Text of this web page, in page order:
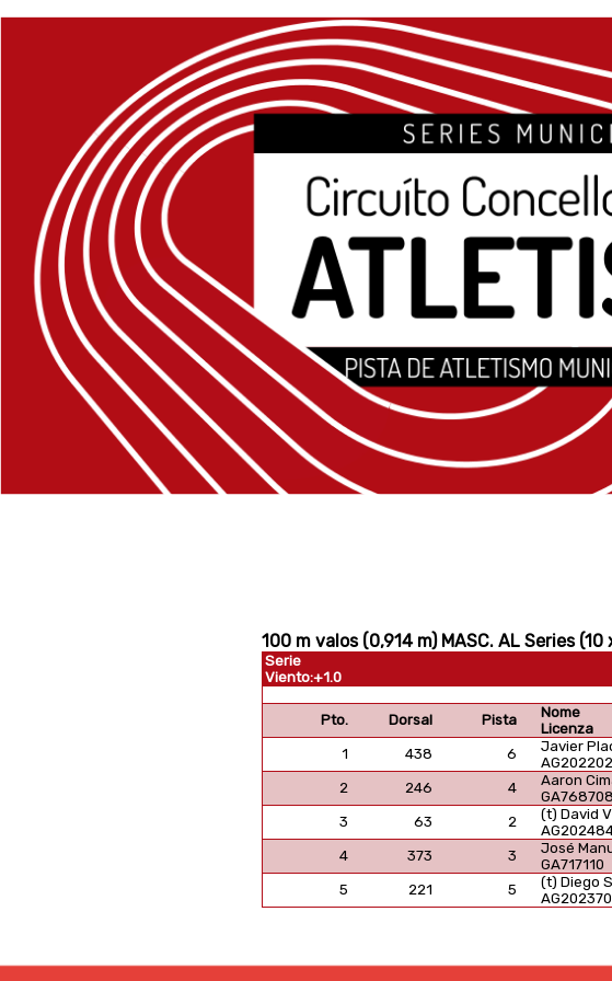
Serie
Viento:+1.0
Pto. Dorsal Pista
Nome
Licenza
1
438 6
Javier
2 246 4
Aaron
GA768708
3 63 2
(t) David
4 373 3
José
GA717110
5 221 5
(t) Diego
100 m valos (0,914 m) MASC. AL Series (10